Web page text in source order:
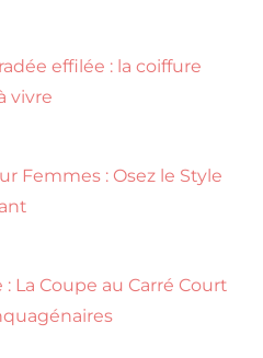
effilée : la coiffure
vivre
Femmes : Osez le Style
La Coupe au Carré Court